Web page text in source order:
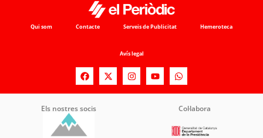
Qui som Contacte Serveis de Publicitat Hemeroteca
Avís legal
Els nostres socis Col·labora